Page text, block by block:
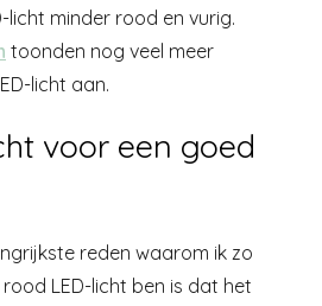
licht minder rood en vurig.
toonden nog veel meer
licht aan.
voor een goed
reden waarom ik zo
LED-licht ben is dat het